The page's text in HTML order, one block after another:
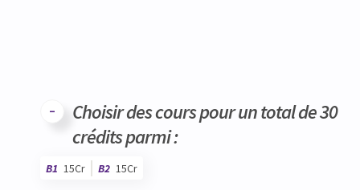
Choisir des cours pour un total de 30
crédits parmi :
B1 15Cr B2 15Cr